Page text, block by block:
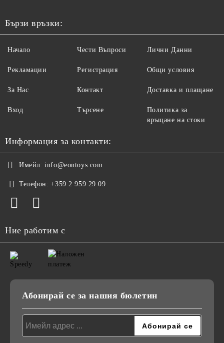
Бързи връзки:
Начало
Рекламации
За Нас
Вход
Чести Въпроси
Регистрация
Контакт
Търсене
Лични Данни
Общи условия
Доставка и плащане
Политика за
връщане на стоки
Информация за контакти:
Имейл: info@eontoys.com
Телефон: +359 2 959 29 09
Ние работим с
Абонирай се за нашия бюлетин